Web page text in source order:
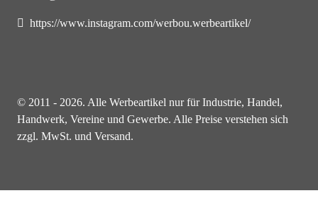
https://www.instagram.com/werbou.werbeartikel/
© 2011 - 2026. Alle Werbeartikel nur für Industrie, Handel,
Handwerk, Vereine und Gewerbe. Alle Preise verstehen sich
zzgl. MwSt. und Versand.